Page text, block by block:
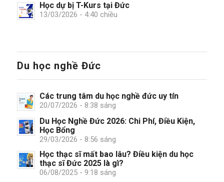
Học dự bị T-Kurs tại Đức
13/03/2026 - 4:40 chiều
Du học nghề Đức
Các trung tâm du học nghề đức uy tín
20/07/2026 - 8:38 sáng
Du Học Nghề Đức 2026: Chi Phí, Điều Kiện,
Học Bổng
29/03/2026 - 8:56 sáng
Học thạc sĩ mất bao lâu? Điều kiện du học
thạc sĩ Đức 2025 là gì?
06/08/2025 - 9:18 sáng